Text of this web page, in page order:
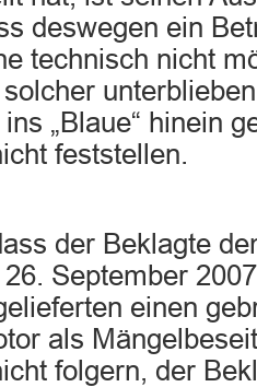
deswegen ein
technisch nicht
„Blaue“ hinein
feststellen.
der Beklagte
September
einen
als
folgern, der